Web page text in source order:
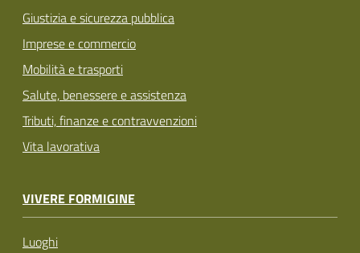
Giustizia e sicurezza pubblica
Imprese e commercio
Mobilità e trasporti
Salute, benessere e assistenza
Tributi, finanze e contravvenzioni
Vita lavorativa
VIVERE FORMIGINE
Luoghi